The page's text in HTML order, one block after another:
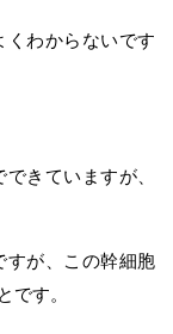
くわからないです
きていますが、
すが、この幹細胞
です。